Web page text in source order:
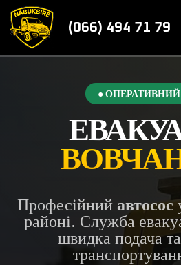
(066) 494 71 79
● ОПЕРАТИВНИЙ
Професійнийавтосос
районі. Служба
швидка подача